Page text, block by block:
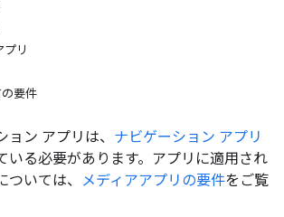
プリ
要件
ョン アプリは、 ナビゲーション アプリ
いる必要があります。アプリに適用され
ついては、
メディアアプリの要件をご覧